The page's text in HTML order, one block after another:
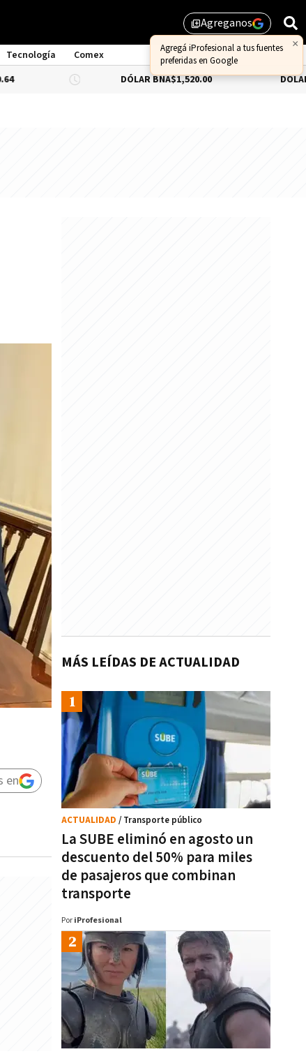
library_addAgreganos
Tecnología
Comex
DÓLAR BNA $1,520.00 DÓLAR BLUE-0.33%
en
MÁS LEÍDAS DE ACTUALIDAD
La SUBE eliminó en agosto un
descuento del 50% para miles
de pasajeros que combinan
transporte
ACTUALIDAD / Transporte público
Por iProfesional